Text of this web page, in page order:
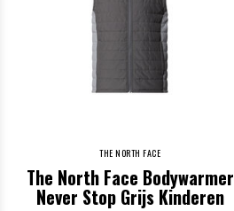
THE NORTH FACE
The North Face Bodywarmer
Never Stop Grijs Kinderen